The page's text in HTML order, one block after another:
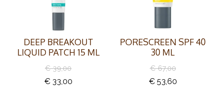
DEEP BREAKOUT
LIQUID PATCH 15 ML
€ 39,00
€ 33,00
PORESCREEN SPF 40
30 ML
€ 67,00
€ 53,60